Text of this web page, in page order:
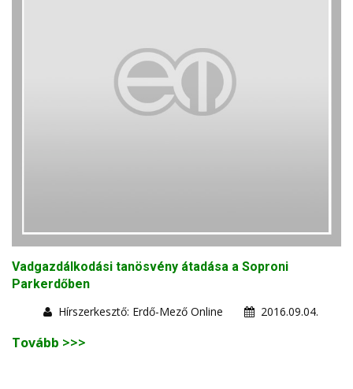
Vadgazdálkodási tanösvény átadása a Soproni
Parkerdőben
Hírszerkesztő: Erdő-Mező Online
2016.09.04.
Tovább >>>